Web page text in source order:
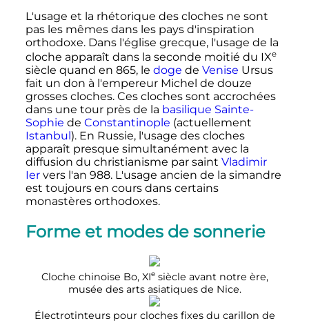
L'usage et la rhétorique des cloches ne sont
pas les mêmes dans les pays d'inspiration
orthodoxe. Dans l'église grecque, l'usage de la
cloche apparaît dans la seconde moitié du IXe
siècle quand en 865, le doge de Venise Ursus
fait un don à l'empereur Michel de douze
grosses cloches. Ces cloches sont accrochées
dans une tour près de la basilique Sainte-
Sophie de Constantinople (actuellement
Istanbul ). En Russie, l'usage des cloches
apparaît presque simultanément avec la
diffusion du christianisme par saint Vladimir
Iervers l'an 988. L'usage ancien de la simandre
est toujours en cours dans certains
monastères orthodoxes.
Forme et modes de sonnerie
Cloche chinoise Bo, XIe siècle avant notre ère,
musée des arts asiatiques de Nice.
Électrotinteurs pour cloches fixes du carillon de